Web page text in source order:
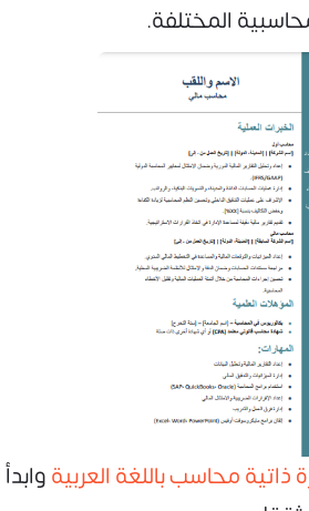
المختلفة.
محاسب باللغة العربيةوابدأ